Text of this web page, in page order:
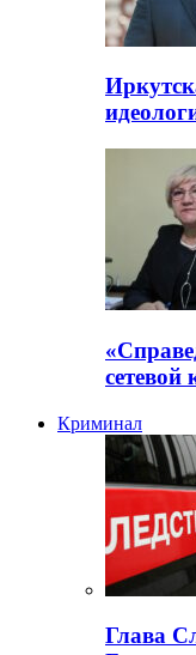
Криминал
Глава